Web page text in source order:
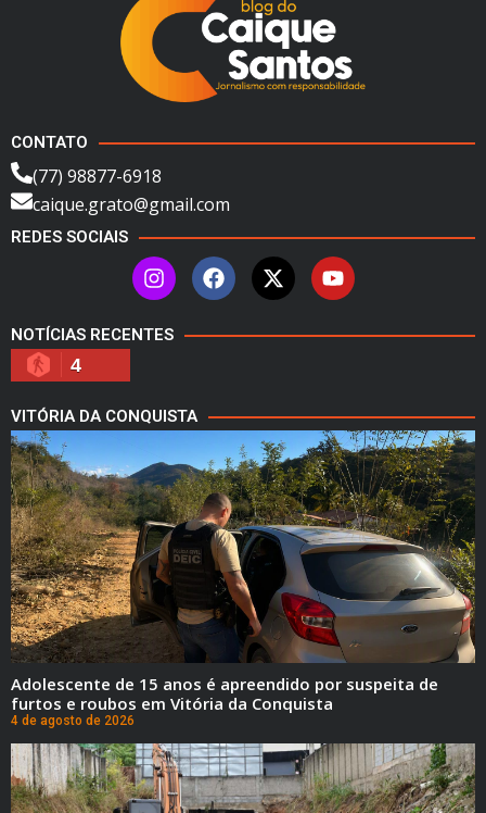
CONTATO
(77) 98877-6918
caique.grato@gmail.com
REDES SOCIAIS
NOTÍCIAS RECENTES
4
VITÓRIA DA CONQUISTA
Adolescente de 15 anos é apreendido por suspeita de
furtos e roubos em Vitória da Conquista
4 de agosto de 2026